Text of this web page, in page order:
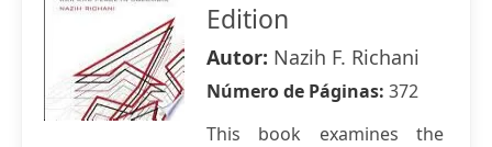
Edition
Autor: Nazih F. Richani
Número de Páginas: 372
This book examines the